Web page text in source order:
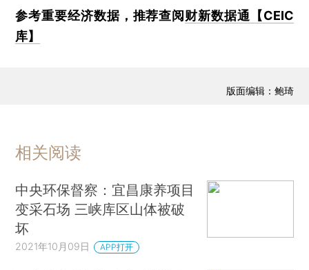
参考重要经济数据，推荐查阅 财新数据通【CEIC
库】
版面编辑：鲍琦
相关阅读
中央环保督察：宜昌康养项目
变采石场 三峡库区山体被破
坏
2021年10月09日 APP打开